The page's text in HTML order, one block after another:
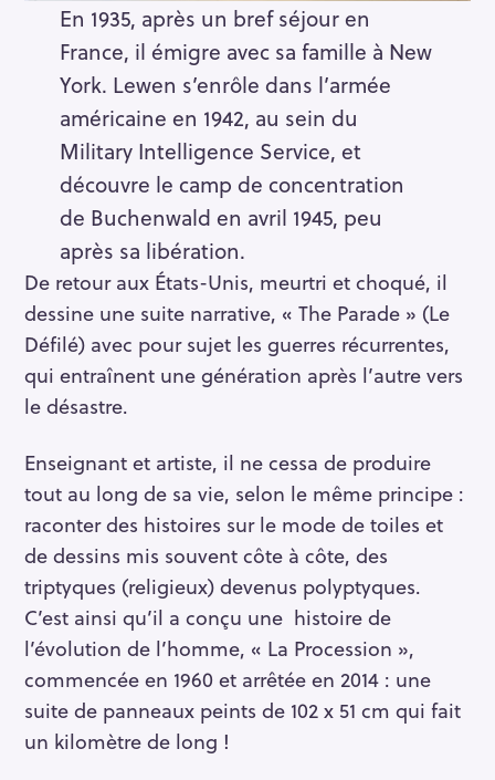
En 1935, après un bref séjour en
France, il émigre avec sa famille à New
York. Lewen s’enrôle dans l’armée
américaine en 1942, au sein du
Military Intelligence Service, et
découvre le camp de concentration
de Buchenwald en avril 1945, peu
après sa libération.
De retour aux États-Unis, meurtri et choqué, il
dessine une suite narrative, « The Parade » (Le
Défilé) avec pour sujet les guerres récurrentes,
qui entraînent une génération après l’autre vers
le désastre.
Enseignant et artiste, il ne cessa de produire
tout au long de sa vie, selon le même principe :
raconter des histoires sur le mode de toiles et
de dessins mis souvent côte à côte, des
triptyques (religieux) devenus polyptyques.
C’est ainsi qu’il a conçu une histoire de
l’évolution de l’homme, « La Procession »,
commencée en 1960 et arrêtée en 2014 : une
suite de panneaux peints de 102 x 51 cm qui fait
un kilomètre de long !